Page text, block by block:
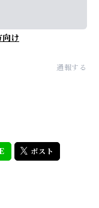
向け
通報する
ポスト